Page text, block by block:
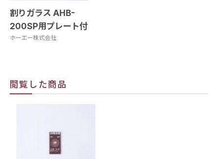
割りガラス AHB-
200SP用プレート付
ホーエー株式会社
閲覧した商品